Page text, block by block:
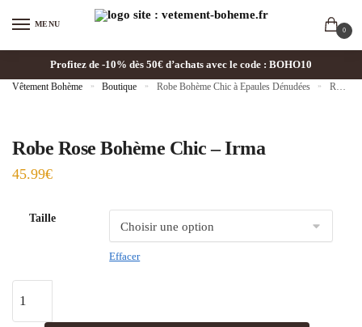
MENU
0
Profitez de -10% dès 50€ d’achats avec le code : BOHO10
Vêtement Bohème » Boutique » Robe Bohème Chic à Epaules Dénudées » Robe Rose Bohème Chic – Irma
Robe Rose Bohème Chic – Irma
45.99€
Taille
Effacer